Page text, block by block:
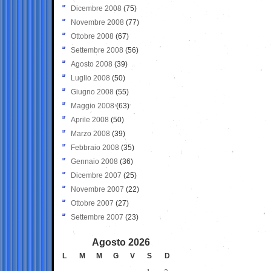
Dicembre 2008 (75)
Novembre 2008 (77)
Ottobre 2008 (67)
Settembre 2008 (56)
Agosto 2008 (39)
Luglio 2008 (50)
Giugno 2008 (55)
Maggio 2008(63)
Aprile 2008 (50)
Marzo 2008 (39)
Febbraio 2008 (35)
Gennaio 2008 (36)
Dicembre 2007 (25)
Novembre 2007 (22)
Ottobre 2007 (27)
Settembre 2007 (23)
Agosto 2026
L M M G V S
D